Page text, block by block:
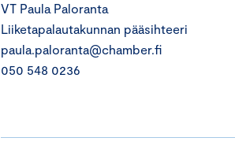
VT Paula Paloranta
Liiketapalautakunnan pääsihteeri
paula.paloranta@chamber.fi
050 548 0236